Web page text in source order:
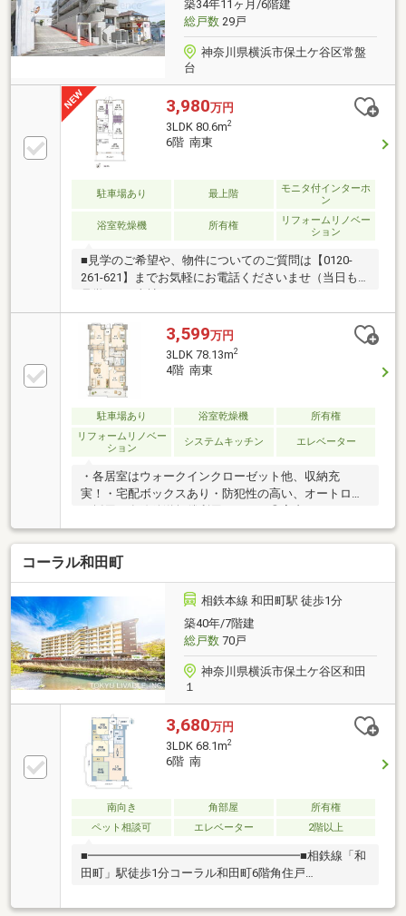
築34年11ヶ月/6階建
総戸数29戸
神奈川県横浜市保土ケ谷区常盤
台
3,980万円
3LDK 80.6m2
6階 南東
駐車場あり 最上階
モニタ付インターホ
ン
浴室乾燥機 所有権
リフォームリノベー
ション
■見学のご希望や、物件についてのご質問は【0120-
261-621】までお気軽にお電話くださいませ（当日も
ス（東証プライム上場）のグループ会社です○令和8年
4月24日 リフォーム済み『アフターサービス保証
付』 ＊ 特典 ＊給排水設備・水廻りなどのアフタ
ーサービス期間を“2年→最長10年”に延長いたします。
詳細はお問い合わせください。※本特典は、予告なく
変更または終了する場合がございます。・クロス・
CF・フローリング張替・建具交換・キッチン交換・ユ
ニットバス交換・トイレ交換・洗面台交換・照明取付
3,599万円
3LDK 78.13m2
4階 南東
駐車場あり 浴室乾燥機
所有権
リフォームリノベー
ション
システムキッチン エレベーター
・各居室はウォークインクローゼット他、収納充
実！・宅配ボックスあり・防犯性の高い、オートロッ
ョン工事完了済み（2026年4月）◎・キッチン水栓、
コンロ、レンジフード交換・洗面台交換・トイレ交
換・ドアノブ交換・照明器具交換・フロアタイル、ク
ロス張替・給湯器交換、他2024年 エレベーター更新
工事2023年 防水工事2021年 機械式立体駐車場修繕
工事済2020年 大規模修繕工事実施済
コーラル和田町
相鉄本線 和田町駅 徒歩1分
築40年/7階建
総戸数70戸
神奈川県横浜市保土ケ谷区和田
１
3,680万円
3LDK 68.1m2
6階 南
南向き 角部屋
所有権
ペット相談可
エレベーター 2階以上
■━━━━━━━━━━━━━━━━━━■相鉄線「和
田町」駅徒歩1分コーラル和田町6階角住戸
セス ┗┻━━━━━━━━━━━━━━━━━・相